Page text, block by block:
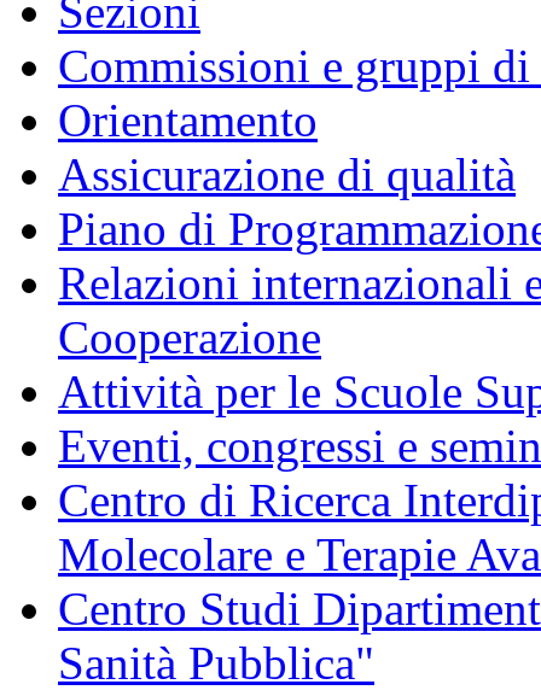
Sezioni
Commissioni e gruppi
Orientamento
Assicurazione di qualità
Piano di
Relazioni internazionali
Cooperazione
Attività per le Scuole
Eventi, congressi e
Centro di Ricerca
Molecolare e Terapie
Centro Studi
Sanità Pubblica"